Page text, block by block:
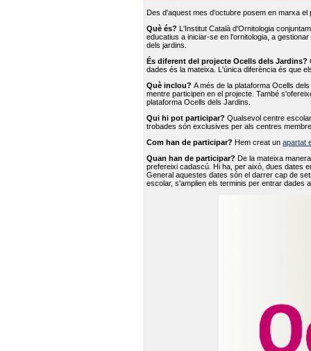
Des d'aquest mes d'octubre posem en marxa
Què és? L'Institut Català d'Ornitologia
educatius a iniciar-se en l'ornitologia, a
dels jardins.
És diferent del projecte Ocells dels Jardins?
dades és la mateixa. L'única diferència és que
Què inclou? A més de la plataforma Ocells
mentre participen en el projecte. També
plataforma Ocells dels Jardins.
Qui hi pot participar? Qualsevol centre
trobades són exclusives per als centres
Com han de participar? Hem creat un apartat
Quan han de participar? De la mateixa
prefereixi cadascú. Hi ha, per això, dues dates
General aquestes dates són el darrer cap de
escolar, s'amplien els terminis per entrar dades